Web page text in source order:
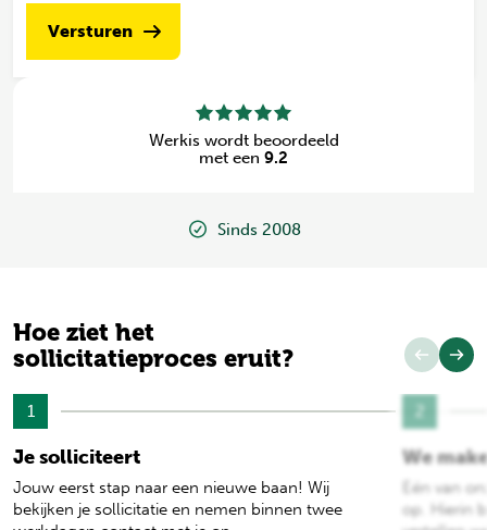
Versturen
Werkis wordt beoordeeld
met een 9.2
Sinds 2008
Hoe ziet het
sollicitatieproces eruit?
1
Je solliciteert
Jouw eerst stap naar een nieuwe baan! Wij
bekijken je sollicitatie en nemen binnen twee
We
Eén van
op. Hierin